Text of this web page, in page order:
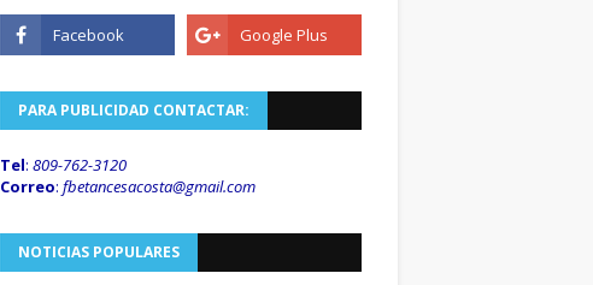
PARA PUBLICIDAD CONTACTAR:
Tel: 809-762-3120
Correo: fbetancesacosta@gmail.com
NOTICIAS POPULARES